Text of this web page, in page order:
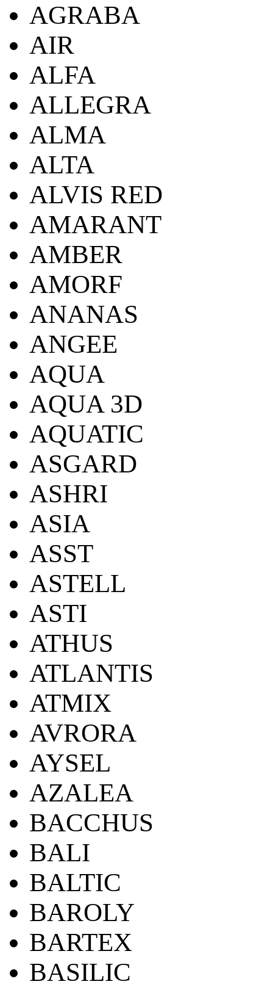
AGRABA
AIR
ALFA
ALLEGRA
ALMA
ALTA
ALVIS RED
AMARANT
AMBER
AMORF
ANANAS
ANGEE
AQUA
AQUA 3D
AQUATIC
ASGARD
ASHRI
ASIA
ASST
ASTELL
ASTI
ATHUS
ATLANTIS
ATMIX
AVRORA
AYSEL
AZALEA
BACCHUS
BALI
BALTIC
BAROLY
BARTEX
BASILIC